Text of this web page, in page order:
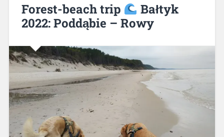
Forest-beach trip
Bałtyk
2022: Poddąbie – Rowy